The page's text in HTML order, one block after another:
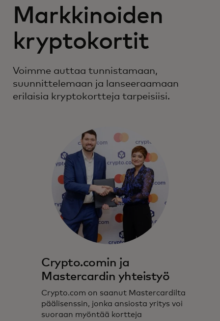
Markkinoiden
kryptokortit
Voimme auttaa tunnistamaan,
suunnittelemaan ja lanseeraamaan
erilaisia kryptokortteja tarpeisiisi.
Crypto.comin ja
Mastercardin yhteistyö
Crypto.com on saanut Mastercardilta
päälisenssin, jonka ansiosta yritys voi
suoraan myöntää kortteja